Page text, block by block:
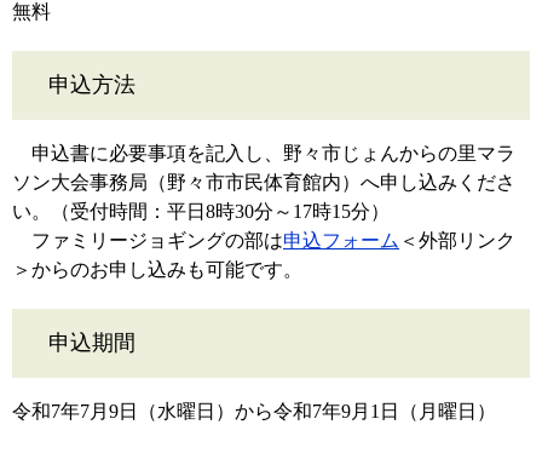
無料
申込方法
申込書に必要事項を記入し、野々市じょんからの里マラ
ソン大会事務局（野々市市民体育館内）へ申し込みくださ
い。（受付時間：平日8時30分～17時15分）
ファミリージョギングの部は申込フォーム ＜外部リンク
＞ からのお申し込みも可能です。
申込期間
令和7年7月9日（水曜日）から令和7年9月1日（月曜日）